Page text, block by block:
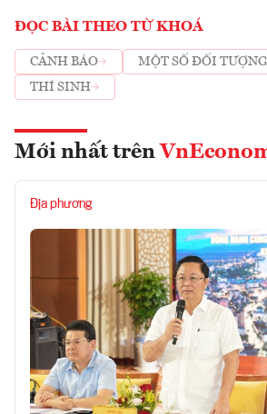
ĐỌC BÀI THEO TỪ KHOÁ
CẢNH BÁO
MỘT SỐ ĐỐI
THÍ SINH
Mới nhất trên
Địa phương